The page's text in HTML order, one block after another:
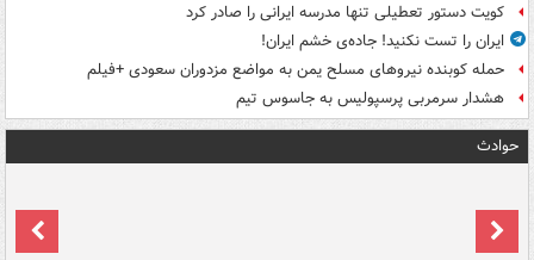
کویت دستور تعطیلی تنها مدرسه ایرانی را صادر کرد
ایران را تست نکنید! جاده‌ی خشم ایران!
حمله کوبنده نیروهای مسلح یمن به مواضع مزدوران سعودی +فیلم
هشدار سرمربی پرسپولیس به جاسوس تیم
حوادث